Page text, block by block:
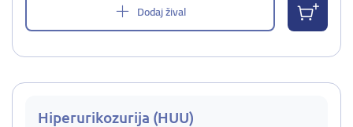
Dodaj žival
Hiperurikozurija (HUU)